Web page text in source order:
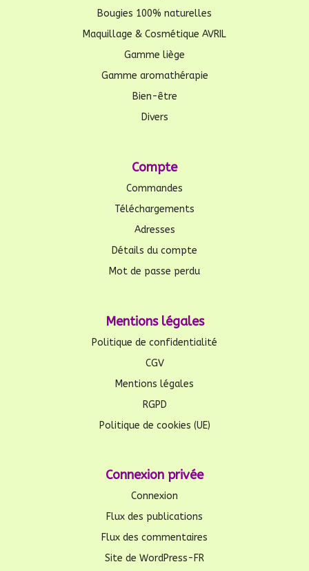
Bougies 100% naturelles
Maquillage & Cosmétique AVRIL
Gamme liège
Gamme aromathérapie
Bien-être
Divers
Compte
Commandes
Téléchargements
Adresses
Détails du compte
Mot de passe perdu
Mentions légales
Politique de confidentialité
CGV
Mentions légales
RGPD
Politique de cookies (UE)
Connexion privée
Connexion
Flux des publications
Flux des commentaires
Site de WordPress-FR